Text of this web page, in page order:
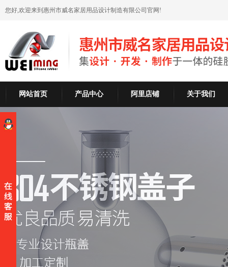
您好,欢迎来到惠州市威名家居用品设计制造有限公司官网!
网站首页 产品中心 阿里店铺 关于我们